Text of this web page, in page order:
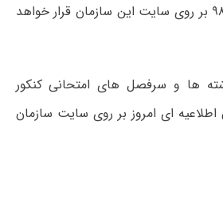
چهارشنبه مورخ ۹۸/۰۷/۱۷ بر روی سایت این سازمان قرار خواهد
ها و سرفصل های امتحانی کنکور
ارشد ۹۹ طی اطلاعیه ای امروز بر روی سایت سازمان